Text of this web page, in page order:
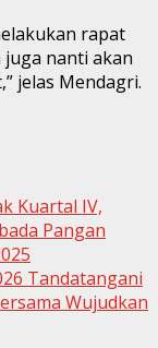
rapat
nanti akan
jelas Mendagri.
Kuartal IV,
Pangan
Tandatangani
Wujudkan